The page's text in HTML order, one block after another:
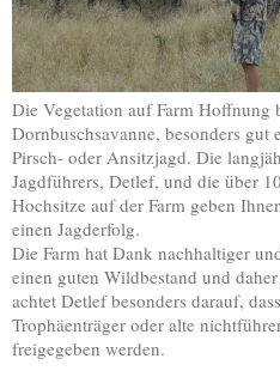
Die Vegetation auf Farm Hoffnung
Dornbuschsavanne, besonders gut
Pirsch- oder Ansitzjagd. Die
Jagdführers, Detlef, und die über
Hochsitze auf der Farm geben
einen Jagderfolg.
Die Farm hat Dank nachhaltiger
einen guten Wildbestand und
achtet Detlef besonders darauf,
Trophäenträger oder alte
freigegeben werden.